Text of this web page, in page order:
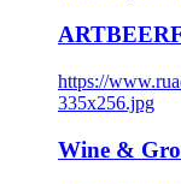
https://
335x256.jpg
Wine &